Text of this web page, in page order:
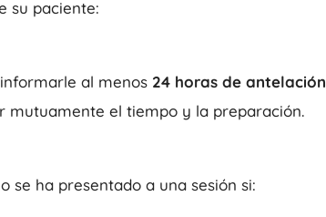
su paciente:
al menos 24 horas de antelación
mutuamente el tiempo y la preparación.
se ha presentado a una sesión si: